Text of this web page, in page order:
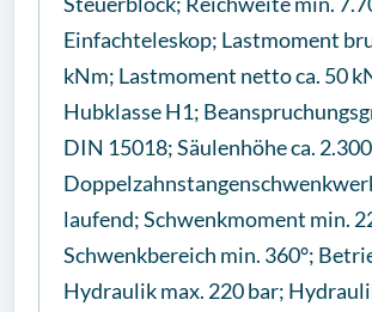
Einfachteleskop; Lastmoment
kNm; Lastmoment netto ca. 50
Hubklasse H1;
DIN 15018; Säulenhöhe ca.
laufend; Schwenkmoment min.
Schwenkbereich min. 360°;
Hydraulik max. 220 bar;